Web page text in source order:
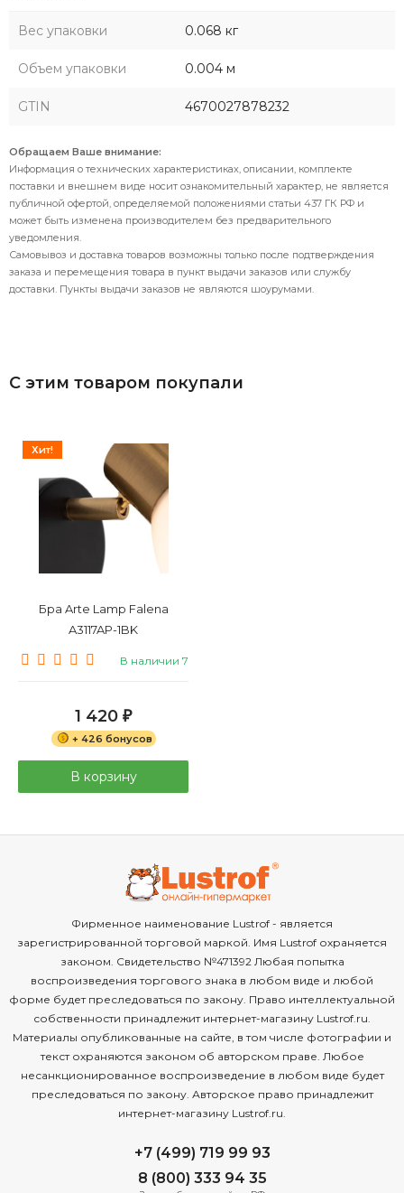
Вес упаковки 0.068 кг
Объем упаковки 0.004 м
GTIN 4670027878232
Обращаем Ваше внимание:
Информация о технических характеристиках, описании, комплекте
поставки и внешнем виде носит ознакомительный характер, не является
публичной офертой, определяемой положениями статьи 437 ГК РФ и
может быть изменена производителем без предварительного
уведомления.
Самовывоз и доставка товаров возможны только после подтверждения
заказа и перемещения товара в пункт выдачи заказов или службу
доставки. Пункты выдачи заказов не являются шоурумами.
С этим товаром покупали
Хит!
Бра Arte Lamp Falena
A3117AP-1BK
В наличии 7
1 420 ₽
+ 426 бонусов
В корзину
Фирменное наименование Lustrof - является
зарегистрированной торговой маркой. Имя Lustrof охраняется
законом. Свидетельство №471392 Любая попытка
воспроизведения торгового знака в любом виде и любой
форме будет преследоваться по закону. Право интеллектуальной
собственности принадлежит интернет-магазину Lustrof.ru.
Материалы опубликованные на сайте, в том числе фотографии и
текст охраняются законом об авторском праве. Любое
несанкционированное воспроизведение в любом виде будет
преследоваться по закону. Авторское право принадлежит
интернет-магазину Lustrof.ru.
+7 (499) 719 99 93
8 (800) 333 94 35